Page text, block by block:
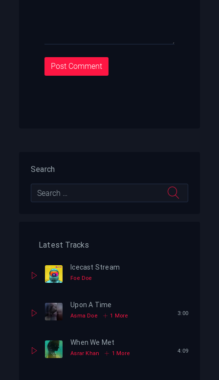
Search
Latest Tracks
Icecast Stream
Foe Doe
Upon A Time
Asma Doe 1 More 3:00
When We Met
Asrar Khan 1 More 4:09